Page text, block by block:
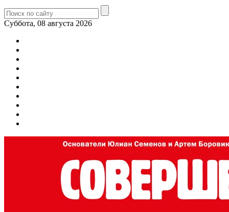
Суббота, 08 августа 2026